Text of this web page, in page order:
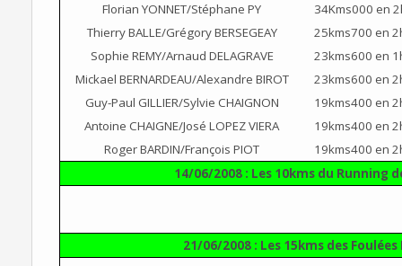
Florian YONNET/Stéphane PY
34Kms000 en
Thierry BALLE/Grégory BERSEGEAY
25kms700 en
Sophie REMY/Arnaud DELAGRAVE
23kms600 en
Mickael BERNARDEAU/Alexandre BIROT
23kms600 en
Guy-Paul GILLIER/Sylvie CHAIGNON
19kms400 en
Antoine CHAIGNE/José LOPEZ VIERA
19kms400 en
Roger BARDIN/François PIOT
19kms400 en
14/06/2008 : Les 10kms du Running
21/06/2008 : Les 15kms des Foulées